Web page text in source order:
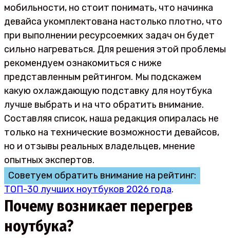
мобильности, но стоит понимать, что начинка
девайса укомплектована настолько плотно, что
при выполнении ресурсоемких задач он будет
сильно нагреваться. Для решения этой проблемы
рекомендуем ознакомиться с ниже
представленным рейтингом. Мы подскажем
какую охлаждающую подставку для ноутбука
лучше выбрать и на что обратить внимание.
Составляя список, наша редакция опиралась не
только на технические возможности девайсов,
но и отзывы реальных владельцев, мнение
опытных экспертов.
Советуем обратить внимание на рейтинг:
ТОП-30 лучших ноутбуков 2026 года.
Почему возникает перегрев
ноутбука?